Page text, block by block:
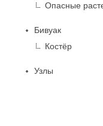
Опасные
Бивуак
Костёр
Узлы